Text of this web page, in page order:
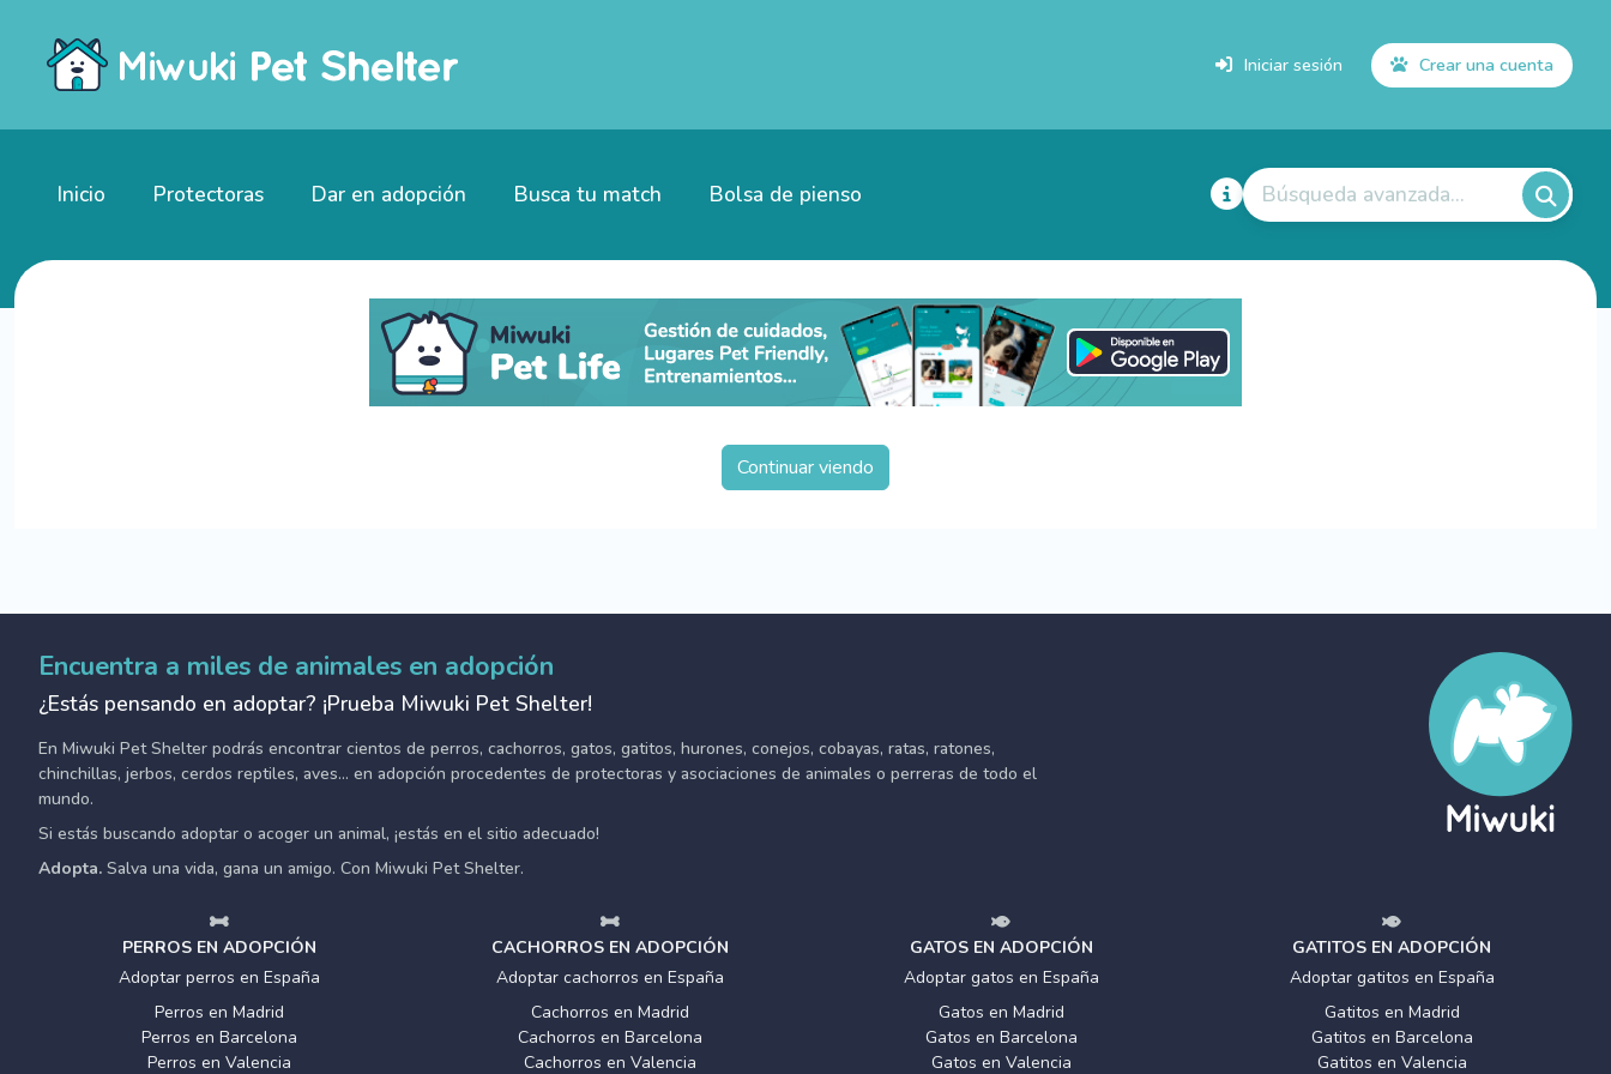
Iniciar sesión Crear una cuenta
Inicio Protectoras Dar en adopción Busca tu match Bolsa de pienso Búsqueda avanzada...
Continuar viendo
Encuentra a miles de animales en adopción
¿Estás pensando en adoptar? ¡Prueba Miwuki Pet Shelter!
En Miwuki Pet Shelter podrás encontrar cientos de perros, cachorros, gatos, gatitos, hurones, conejos, cobayas, ratas, ratones,
chinchillas, jerbos, cerdos reptiles, aves... en adopción procedentes de protectoras y asociaciones de animales o perreras de todo el
mundo.
Si estás buscando adoptar o acoger un animal, ¡estás en el sitio adecuado!
Adopta. Salva una vida, gana un amigo. Con Miwuki Pet Shelter.
PERROS EN ADOPCIÓN
Adoptar perros en España
Perros en Madrid
Perros en Barcelona
Perros en Valencia
CACHORROS EN ADOPCIÓN
Adoptar cachorros en España
Cachorros en Madrid
Cachorros en Barcelona
Cachorros en Valencia
GATOS EN ADOPCIÓN
Adoptar gatos en España
Gatos en Madrid
Gatos en Barcelona
Gatos en Valencia
GATITOS EN ADOPCIÓN
Adoptar gatitos en España
Gatitos en Madrid
Gatitos en Barcelona
Gatitos en Valencia